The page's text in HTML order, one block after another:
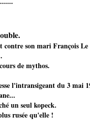
contre son mari François Le
de mythos.
l'intransigeant du 3 mai
un seul kopeck.
rusée qu'elle !